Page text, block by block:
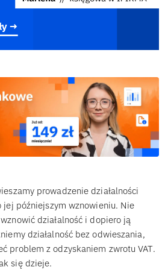
prowadzenie działalności
jej późniejszym wznowieniu. Nie
działalność i dopiero ją
działalność bez odwieszania,
problem z odzyskaniem zwrotu VAT.
się dzieje.